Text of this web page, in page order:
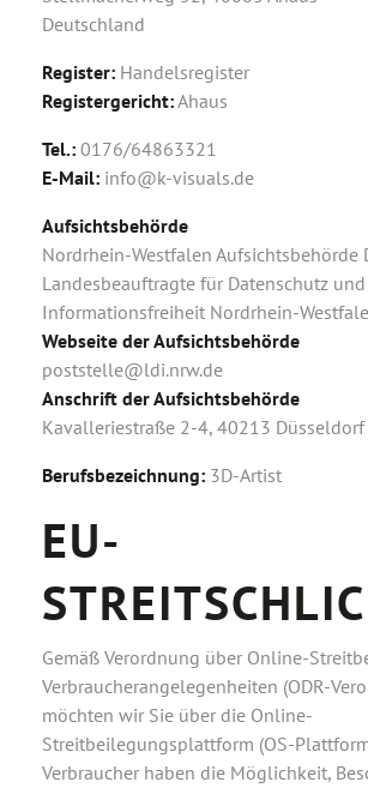
Deutschland
Register: Handelsregister
Registergericht:Ahaus
Tel.: 0176/64863321
E-Mail: info@k-visuals.de
Aufsichtsbehörde
Nordrhein-Westfalen Aufsichtsbehörde
Landesbeauftragte für Datenschutz und
Informationsfreiheit Nordrhein-
Webseite der Aufsichtsbehörde
poststelle@ldi.nrw.de
Anschrift der Aufsichtsbehörde
Kavalleriestraße 2-4, 40213 Düsseldorf
Berufsbezeichnung: 3D-Artist
EU-
Gemäß Verordnung über Online-
Verbraucherangelegenheiten (ODR-
möchten wir Sie über die Online-
Streitbeilegungsplattform (OS-
Verbraucher haben die Möglichkeit,